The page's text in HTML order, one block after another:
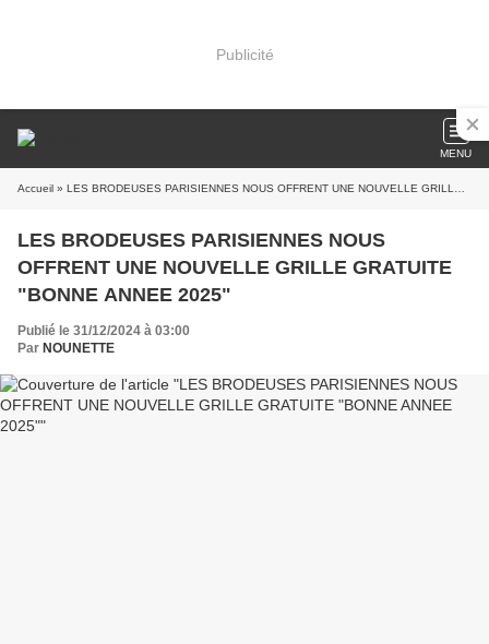
Publicité
MENU
Accueil » LES BRODEUSES PARISIENNES NOUS OFFRENT UNE NOUVELLE GRILLE GRATUITE "BONNE ANNEE 2025"
LES BRODEUSES PARISIENNES NOUS
OFFRENT UNE NOUVELLE GRILLE GRATUITE
"BONNE ANNEE 2025"
Publié le 31/12/2024 à 03:00
Par NOUNETTE